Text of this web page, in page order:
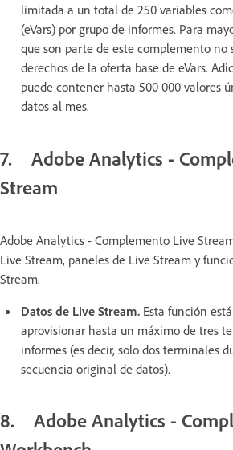
limitada a un total de 250 variables
(eVars) por grupo de informes. Para
que son parte de este complemento no
derechos de la oferta base de eVars.
puede contener hasta 500 000 valores
datos al mes.
7. Adobe Analytics -
Stream
Adobe Analytics - Complemento Live
Live Stream, paneles de Live Stream y
Stream.
Datos de Live Stream. Esta función
aprovisionar hasta un máximo de tres
informes (es decir, solo dos terminales
secuencia original de datos).
8. Adobe Analytics -